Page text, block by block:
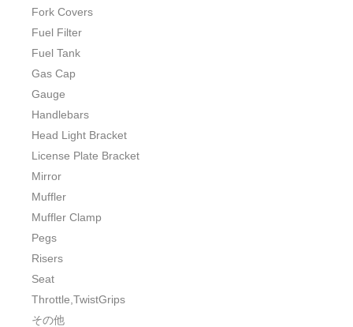
Fork Covers
Fuel Filter
Fuel Tank
Gas Cap
Gauge
Handlebars
Head Light Bracket
License Plate Bracket
Mirror
Muffler
Muffler Clamp
Pegs
Risers
Seat
Throttle,TwistGrips
その他